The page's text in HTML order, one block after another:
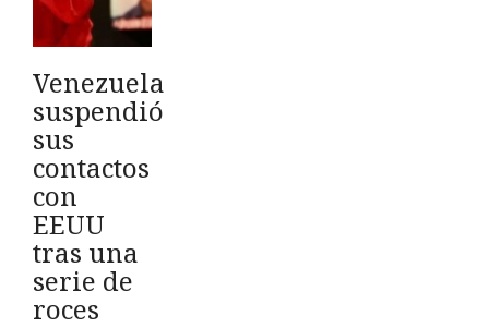
Venezuela
suspendió
sus
contactos
con
EEUU
tras una
serie de
roces